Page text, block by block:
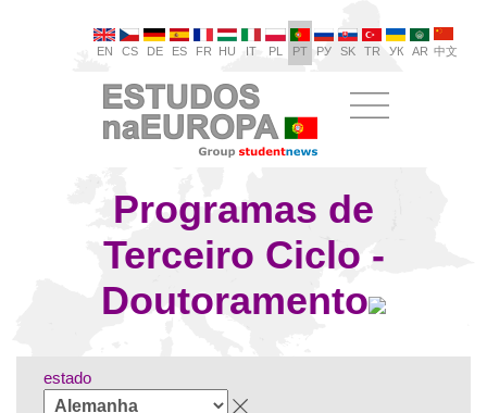
EN CS DE ES FR HU IT PL PT РУ SK TR УК AR 中文
Programas de
Terceiro Ciclo -
Doutoramento
estado